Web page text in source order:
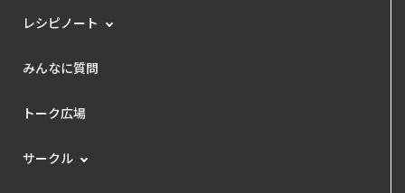
レシピノート
みんなに質問
トーク広場
サークル